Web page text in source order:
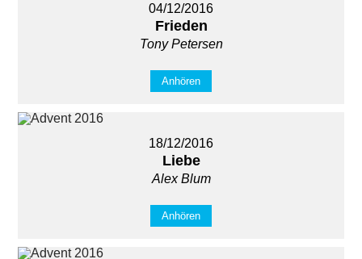
04/12/2016
Frieden
Tony Petersen
Anhören
18/12/2016
Liebe
Alex Blum
Anhören